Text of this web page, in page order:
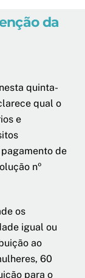
da
quinta-
qual o
e
de
nº
os
igual ou
ao
60
para o